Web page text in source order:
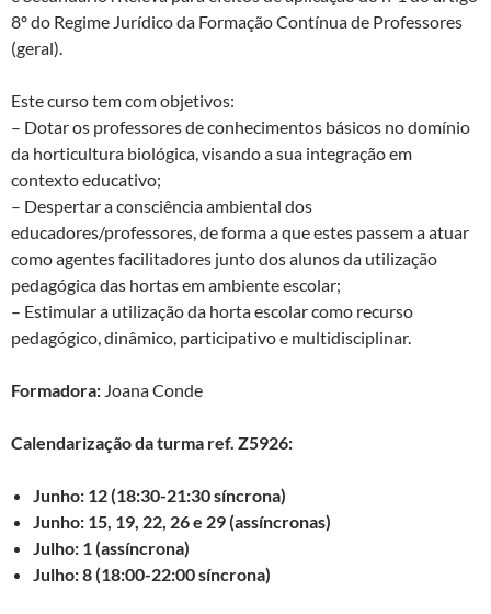
8º do Regime Jurídico da Formação Contínua de Professores
(geral).
Este curso tem com objetivos:
– Dotar os professores de conhecimentos básicos no domínio
da horticultura biológica, visando a sua integração em
contexto educativo;
– Despertar a consciência ambiental dos
educadores/professores, de forma a que estes passem a atuar
como agentes facilitadores junto dos alunos da utilização
pedagógica das hortas em ambiente escolar;
– Estimular a utilização da horta escolar como recurso
pedagógico, dinâmico, participativo e multidisciplinar.
Formadora: Joana Conde
Calendarização da turma ref. Z5926:
Junho: 12 (18:30-21:30 síncrona)
Junho: 15, 19, 22, 26 e 29 (assíncronas)
Julho: 1 (assíncrona)
Julho: 8 (18:00-22:00 síncrona)